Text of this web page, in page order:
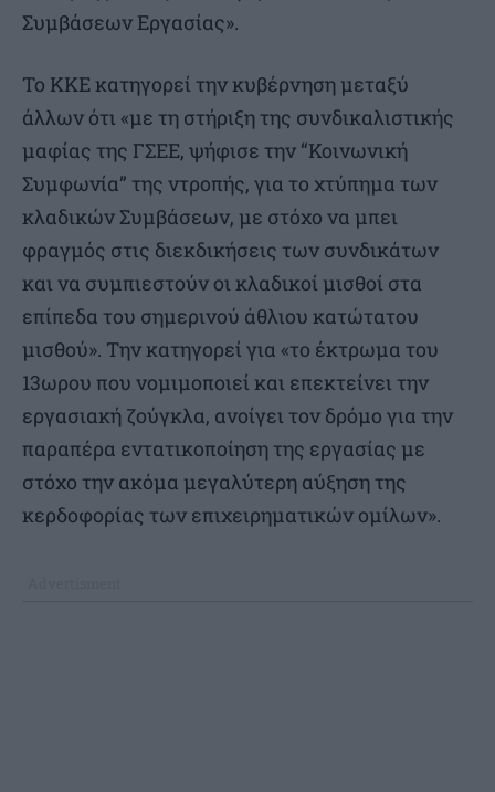
Συμβάσεων Εργασίας».
Το ΚΚΕ κατηγορεί την κυβέρνηση μεταξύ
άλλων ότι «με τη στήριξη της συνδικαλιστικής
μαφίας της ΓΣΕΕ, ψήφισε την “Κοινωνική
Συμφωνία” της ντροπής, για το χτύπημα των
κλαδικών Συμβάσεων, με στόχο να μπει
φραγμός στις διεκδικήσεις των συνδικάτων
και να συμπιεστούν οι κλαδικοί μισθοί στα
επίπεδα του σημερινού άθλιου κατώτατου
μισθού». Την κατηγορεί για «το έκτρωμα του
13ωρου που νομιμοποιεί και επεκτείνει την
εργασιακή ζούγκλα, ανοίγει τον δρόμο για την
παραπέρα εντατικοποίηση της εργασίας με
στόχο την ακόμα μεγαλύτερη αύξηση της
κερδοφορίας των επιχειρηματικών ομίλων».